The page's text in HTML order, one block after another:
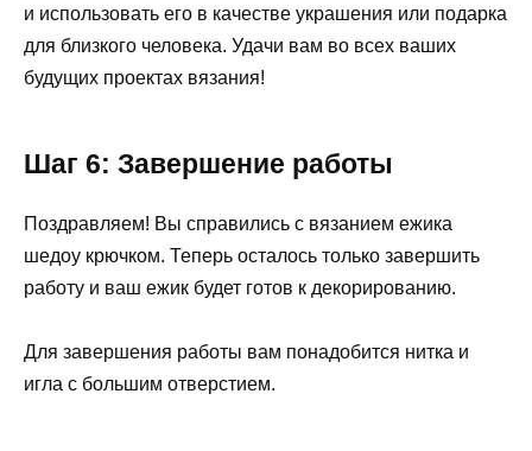
и использовать его в качестве украшения или подарка
для близкого человека. Удачи вам во всех ваших
будущих проектах вязания!
Шаг 6: Завершение работы
Поздравляем! Вы справились с вязанием ежика
шедоу крючком. Теперь осталось только завершить
работу и ваш ежик будет готов к декорированию.
Для завершения работы вам понадобится нитка и
игла с большим отверстием.